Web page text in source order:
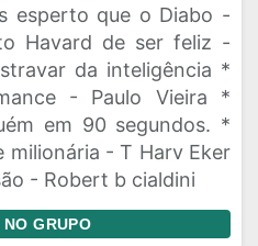
esperto que o Diabo -
Havard de ser feliz -
da inteligência *
- Paulo Vieira *
em 90 segundos. *
milionária - T Harv Eker
- Robert b cialdini
NO GRUPO